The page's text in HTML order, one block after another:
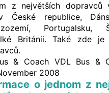
z největších dopravců
republice,
Portugalsku,
Británii. Také zde
& Coach VDL Bus &
2008
o jednom z